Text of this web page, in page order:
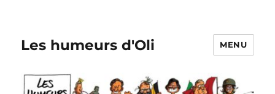
Les humeurs d'Oli MENU